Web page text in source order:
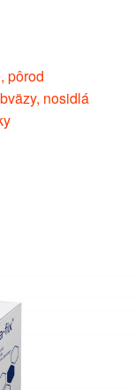
pôrod
nosidlá